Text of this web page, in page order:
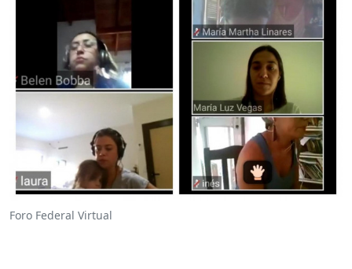
Foro Federal Virtual